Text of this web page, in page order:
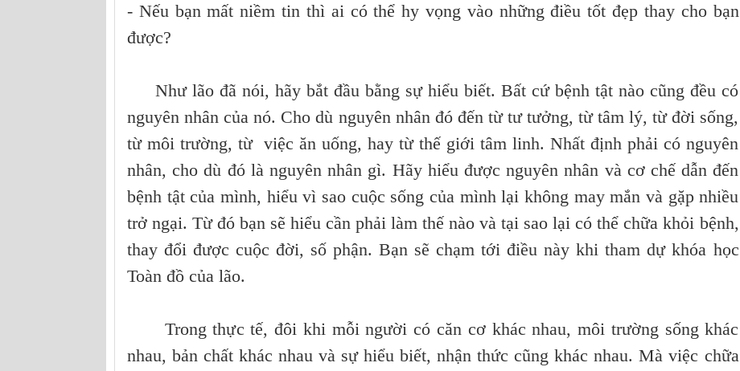
- Nếu bạn mất niềm tin thì ai có thể hy vọng vào những điều tốt đẹp thay cho bạn
được?
Như lão đã nói, hãy bắt đầu bằng sự hiểu biết. Bất cứ bệnh tật nào cũng đều có
nguyên nhân của nó. Cho dù nguyên nhân đó đến từ tư tưởng, từ tâm lý, từ đời sống,
từ môi trường, từ việc ăn uống, hay từ thế giới tâm linh. Nhất định phải có nguyên
nhân, cho dù đó là nguyên nhân gì. Hãy hiểu được nguyên nhân và cơ chế dẫn đến
bệnh tật của mình, hiểu vì sao cuộc sống của mình lại không may mắn và gặp nhiều
trở ngại. Từ đó bạn sẽ hiểu cần phải làm thế nào và tại sao lại có thể chữa khỏi bệnh,
thay đổi được cuộc đời, số phận. Bạn sẽ chạm tới điều này khi tham dự khóa học
Toàn đồ của lão.
Trong thực tế, đôi khi mỗi người có căn cơ khác nhau, môi trường sống khác
nhau, bản chất khác nhau và sự hiểu biết, nhận thức cũng khác nhau. Mà việc chữa